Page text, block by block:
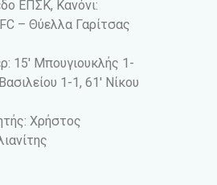
ΕΠΣΚ, Κανόνι:
– Θύελλα Γαρίτσας
15′ Μπουγιουκλής 1-
1-1, 61′ Νίκου
Χρήστος